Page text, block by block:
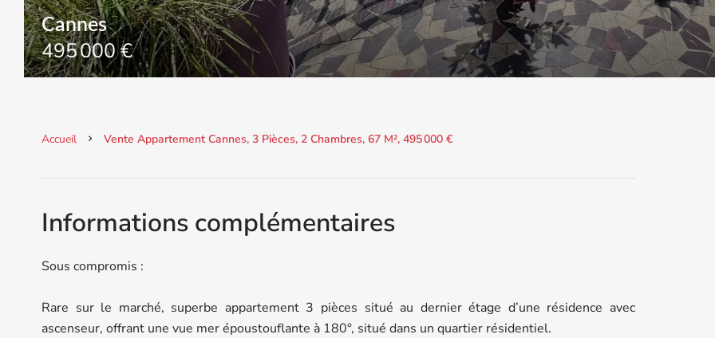
Cannes
495 000 €
Accueil Vente Appartement Cannes, 3 Pièces, 2 Chambres, 67 M², 495 000 €
Informations complémentaires
Sous compromis :
Rare sur le marché, superbe appartement 3 pièces situé au dernier étage d’une résidence avec
ascenseur, offrant une vue mer époustouflante à 180°, situé dans un quartier résidentiel.